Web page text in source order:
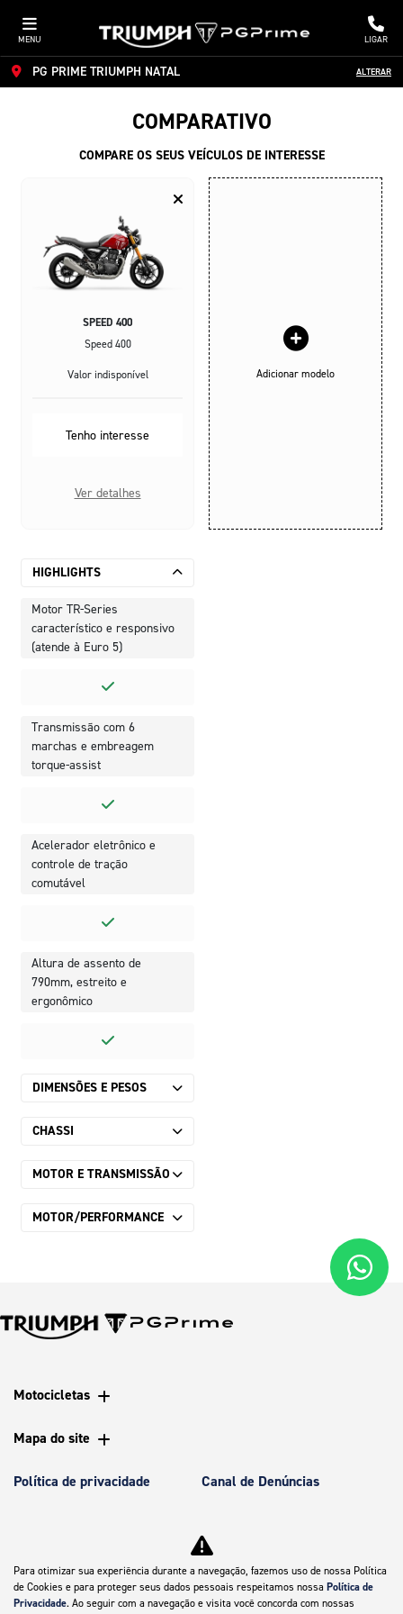
MENU LIGAR
PG PRIME TRIUMPH NATAL ALTERAR
COMPARATIVO
COMPARE OS SEUS VEÍCULOS DE INTERESSE
SPEED 400
Speed 400
Valor indisponível
Tenho interesse
Ver detalhes
Adicionar modelo
HIGHLIGHTS
Motor TR-Series
característico e responsivo
(atende à Euro 5)
Transmissão com 6
marchas e embreagem
torque-assist
Acelerador eletrônico e
controle de tração
comutável
Altura de assento de
790mm, estreito e
ergonômico
DIMENSÕES E PESOS
CHASSI
MOTOR E TRANSMISSÃO
MOTOR/PERFORMANCE
Motocicletas
Mapa do site
Política de privacidade Canal de Denúncias
CNPJ: 07.083.712/0017-28
Para otimizar sua experiência durante a navegação, fazemos uso de nossa Política
de Cookies e para proteger seus dados pessoais respeitamos nossa Política de
Privacidade. Ao seguir com a navegação e visita você concorda com nossas